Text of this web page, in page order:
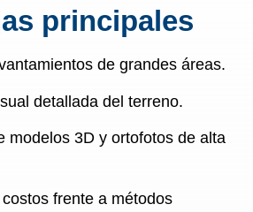
principales
de grandes áreas.
detallada del terreno.
modelos 3D y ortofotos de alta
frente a métodos